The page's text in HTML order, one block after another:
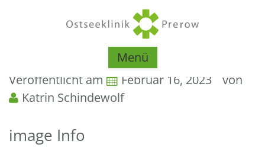
Menü
Veröffentlicht am
Februar 16, 2023
von
Katrin Schindewolf
image Info